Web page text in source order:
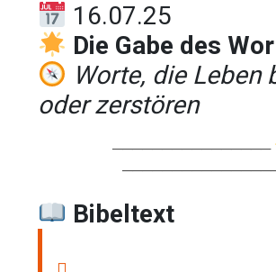
16.07.25
Die Gabe des
Worte, die Leben
oder zerstören
────────────────
Bibeltext